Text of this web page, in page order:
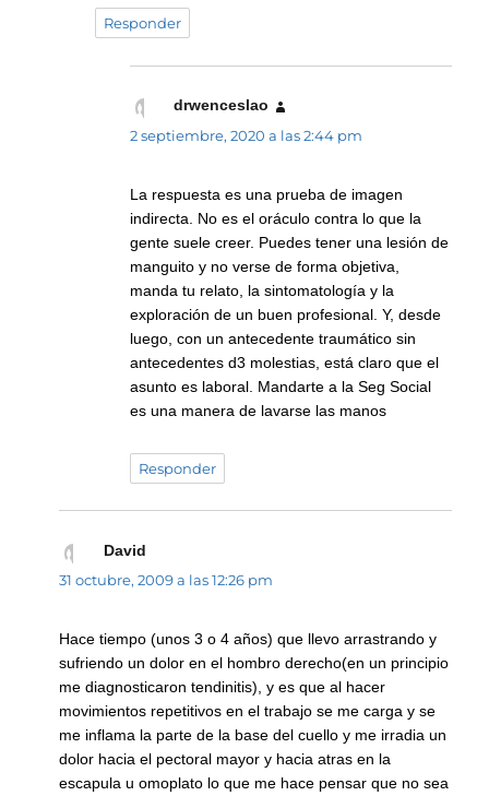
Responder
drwenceslao
2 septiembre, 2020 a las 2:44 pm
La respuesta es una prueba de imagen
indirecta. No es el oráculo contra lo que la
gente suele creer. Puedes tener una lesión de
manguito y no verse de forma objetiva,
manda tu relato, la sintomatología y la
exploración de un buen profesional. Y, desde
luego, con un antecedente traumático sin
antecedentes d3 molestias, está claro que el
asunto es laboral. Mandarte a la Seg Social
es una manera de lavarse las manos
Responder
David
31 octubre, 2009 a las 12:26 pm
Hace tiempo (unos 3 o 4 años) que llevo arrastrando y
sufriendo un dolor en el hombro derecho(en un principio
me diagnosticaron tendinitis), y es que al hacer
movimientos repetitivos en el trabajo se me carga y se
me inflama la parte de la base del cuello y me irradia un
dolor hacia el pectoral mayor y hacia atras en la
escapula u omoplato lo que me hace pensar que no sea